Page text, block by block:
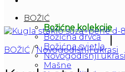
BOŽIĆ
Božićne kolekcije
Božićna drvca
Božićna svjetla
Novogodišnji ukrasi
Mašne
BOŽIĆ / Novogodišnji ukrasi